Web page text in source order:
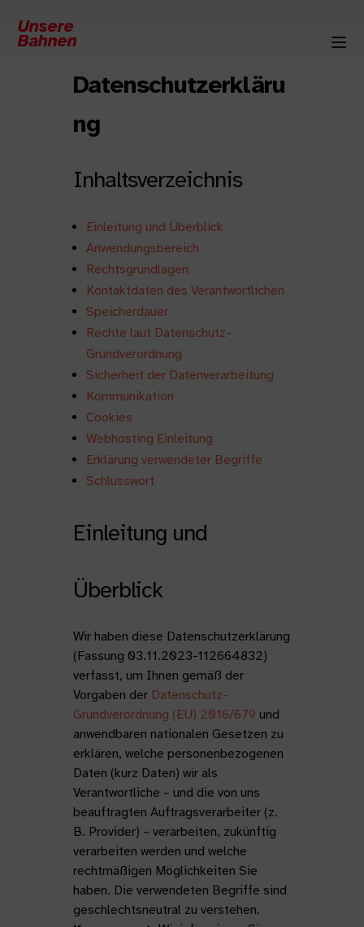
Unsere
Bahnen
Datenschutzerkläru
ng
Inhaltsverzeichnis
Einleitung und Überblick
Anwendungsbereich
Rechtsgrundlagen
Kontaktdaten des Verantwortlichen
Speicherdauer
Rechte laut Datenschutz-
Grundverordnung
Sicherheit der Datenverarbeitung
Kommunikation
Cookies
Webhosting Einleitung
Erklärung verwendeter Begriffe
Schlusswort
Einleitung und
Überblick
Wir haben diese Datenschutzerklärung
(Fassung 03.11.2023-112664832)
verfasst, um Ihnen gemäß der
Vorgaben der Datenschutz-
Grundverordnung (EU) 2016/679 und
anwendbaren nationalen Gesetzen zu
erklären, welche personenbezogenen
Daten (kurz Daten) wir als
Verantwortliche – und die von uns
beauftragten Auftragsverarbeiter (z.
B. Provider) – verarbeiten, zukünftig
verarbeiten werden und welche
rechtmäßigen Möglichkeiten Sie
haben. Die verwendeten Begriffe sind
geschlechtsneutral zu verstehen.